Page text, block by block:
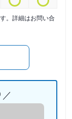
。詳細はお問い合